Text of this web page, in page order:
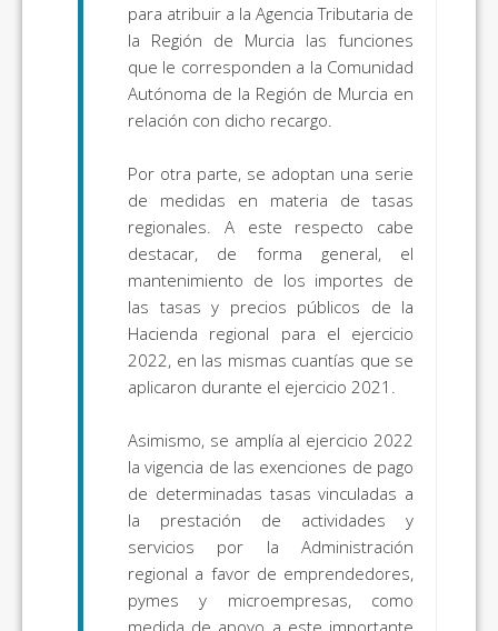
para atribuir a la Agencia Tributaria de
la Región de Murcia las funciones
que le corresponden a la Comunidad
Autónoma de la Región de Murcia en
relación con dicho recargo.
Por otra parte, se adoptan una serie
de medidas en materia de tasas
regionales. A este respecto cabe
destacar, de forma general, el
mantenimiento de los importes de
las tasas y precios públicos de la
Hacienda regional para el ejercicio
2022, en las mismas cuantías que se
aplicaron durante el ejercicio 2021.
Asimismo, se amplía al ejercicio 2022
la vigencia de las exenciones de pago
de determinadas tasas vinculadas a
la prestación de actividades y
servicios por la Administración
regional a favor de emprendedores,
pymes y microempresas, como